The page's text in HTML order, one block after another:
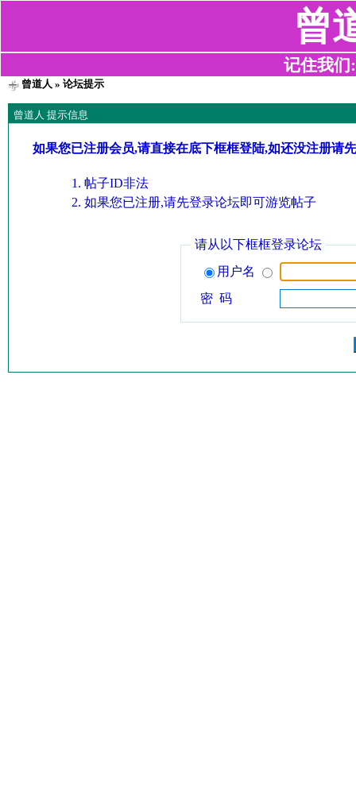
曾
记住我们
曾道人 » 论坛提示
曾道人 提示信息
如果您已注册会员,请直接在底下框框登陆,如还没注册请
帖子ID非法
如果您已注册,请先登录论坛即可游览帖子
请从以下框框登录论坛
用户名
密 码